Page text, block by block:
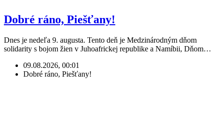
Dobré ráno, Piešťany!
Dnes je nedeľa 9. augusta. Tento deň je Medzinárodným dňom
solidarity s bojom žien v Juhoafrickej republike a Namíbii, Dňom…
09.08.2026, 00:01
Dobré ráno, Piešťany!